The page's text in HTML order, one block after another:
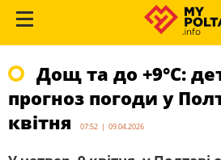
Дощ та до +9°С:
прогноз погоди у
квітня
07:52 | 09.04.2026